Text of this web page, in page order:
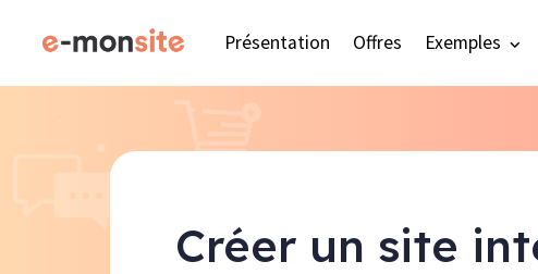
Présentation Offres Exemples
Créer un site